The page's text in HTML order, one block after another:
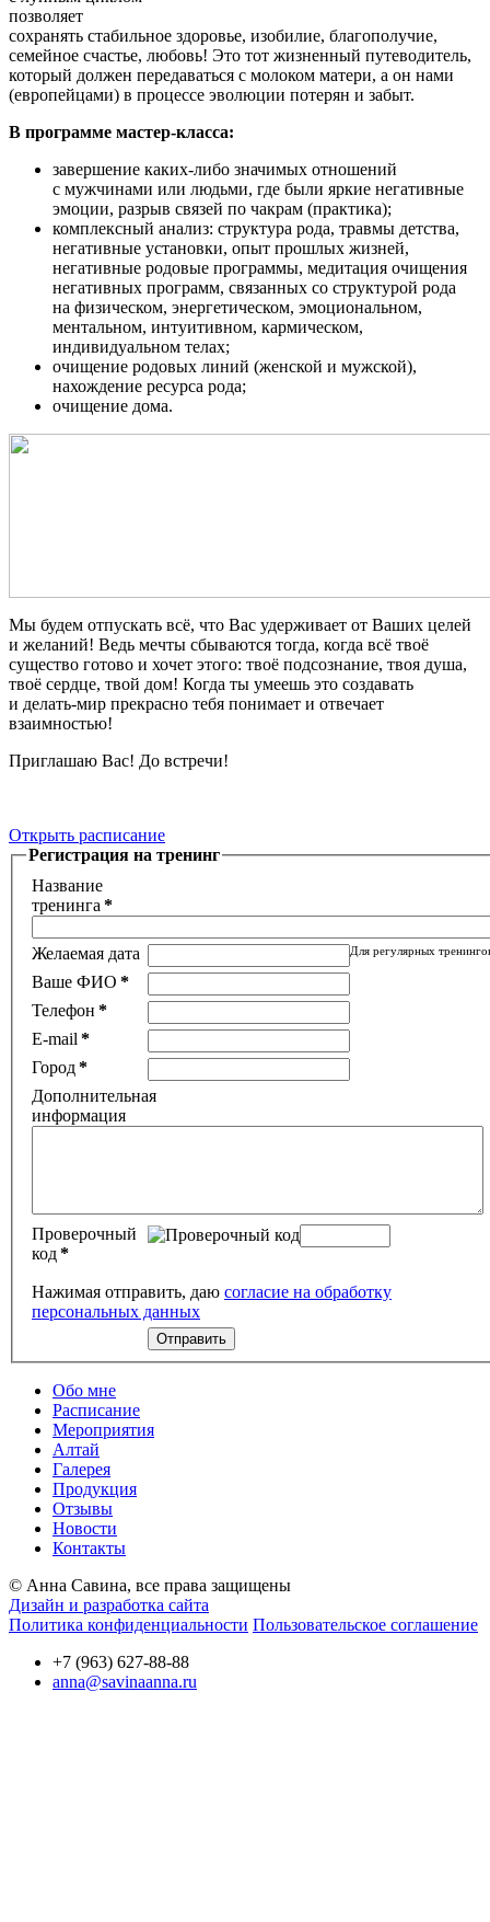
позволяет
сохранять стабильное здоровье, изобилие, благополучие,
семейное счастье, любовь! Это тот жизненный путеводитель,
который должен передаваться с молоком матери, а он нами
(европейцами) в процессе эволюции потерян и забыт.
В программе мастер-класса:
завершение каких-либо значимых отношений
с мужчинами или людьми, где были яркие негативные
эмоции, разрыв связей по чакрам (практика);
комплексный анализ: структура рода, травмы детства,
негативные установки, опыт прошлых жизней,
негативные родовые программы, медитация очищения
негативных программ, связанных со структурой рода
на физическом, энергетическом, эмоциональном,
ментальном, интуитивном, кармическом,
индивидуальном телах;
очищение родовых линий (женской и мужской),
нахождение ресурса рода;
очищение дома.
Мы будем отпускать всё, что Вас удерживает от Ваших целей
и желаний! Ведь мечты сбываются тогда, когда всё твоё
существо готово и хочет этого: твоё подсознание, твоя душа,
твоё сердце, твой дом! Когда ты умеешь это создавать
и делать-мир прекрасно тебя понимает и отвечает
взаимностью!
Приглашаю Вас! До встречи!
Открыть расписание
Регистрация на тренинг
Название
тренинга*
Желаемая дата Для регулярных
Ваше ФИО *
Телефон *
E-mail*
Город*
Дополнительная
информация
Проверочный
код*
Нажимая отправить, даю согласие на обработку
персональных данных
Обо мне
Расписание
Мероприятия
Алтай
Галерея
Продукция
Отзывы
Новости
Контакты
© Анна Савина, все права защищены
Дизайн и разработка сайта
Политика конфиденциальности Пользовательское соглашение
+7 (963) 627-88-88
anna@savinaanna.ru